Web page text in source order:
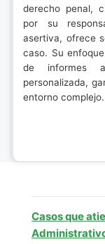
derecho penal,
por su
asertiva, ofrece
caso. Su
de informes
personalizada,
entorno complejo.
Casos que